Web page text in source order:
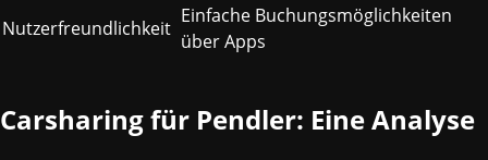
Nutzerfreundlichkeit
Einfache Buchungsmöglichkeiten
über Apps
Carsharing für Pendler: Eine Analyse